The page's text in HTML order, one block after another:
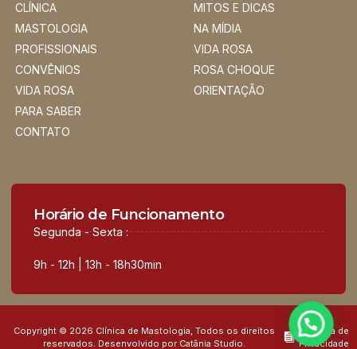
CLÍNICA
MASTOLOGIA
PROFISSIONAIS
CONVÊNIOS
VIDA ROSA
PARA SABER
CONTATO
MITOS E DICAS
NA MÍDIA
VIDA ROSA
ROSA CHOQUE
ORIENTAÇÃO
Horário de Funcionamento
Segunda - Sexta :
9h - 12h | 13h - 18h30min
Copyright © 2026 Clínica de Mastologia, Todos os direitos
reservados. Desenvolvido por Catânia Studio.
Política de
Privacidade